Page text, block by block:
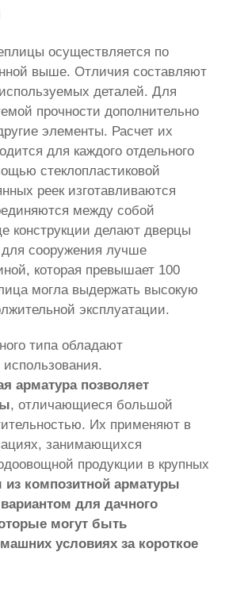
осуществляется по
выше. Отличия составляют
деталей. Для
прочности дополнительно
элементы. Расчет их
для каждого отдельного
стеклопластиковой
реек изготавливаются
между собой
конструкции делают дверцы
сооружения лучше
которая превышает 100
могла выдержать высокую
эксплуатации.
типа обладают
арматура позволяет
, отличающиеся большой
Их применяют в
занимающихся
продукции в крупных
композитной арматуры
для дачного
могут быть
условиях за короткое